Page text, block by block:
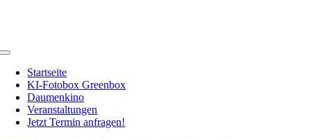
Toggle
NavigationStartseite
KI-Fotobox Greenbox
Daumenkino
Veranstaltungen
Jetzt Termin anfragen!